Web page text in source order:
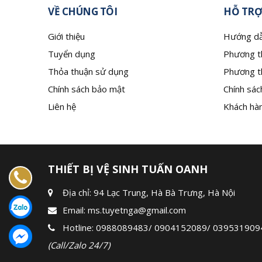
VỀ CHÚNG TÔI
Giới thiệu
Tuyển dụng
Thỏa thuận sử dụng
Chính sách bảo mật
Liên hệ
HỖ
Hướng
Phương
Phương
Chính
Khách
THIẾT BỊ VỆ SINH TUẤN OANH
Địa chỉ: 94 Lạc Trung, Hà Bà Trưng, Hà Nội
Email: ms.tuyetnga@gmail.com
Hotline: 0988089483/ 0904152089/
(Call/Zalo 24/7)